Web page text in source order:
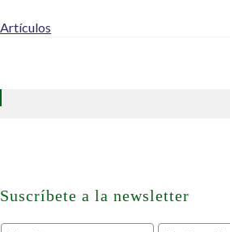
Artículos
Suscríbete a la newsletter